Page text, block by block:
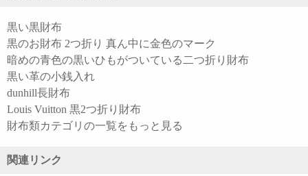
黒い黒財布
黒のお財布 2つ折り 真ん中に金色のマーク
暗めの青色の黒いひもがついている二つ折り財布
黒い革の小銭入れ
dunhill長財布
Louis Vuitton 黒2つ折り財布
財布類カテゴリの一覧をもっと見る
関連リンク